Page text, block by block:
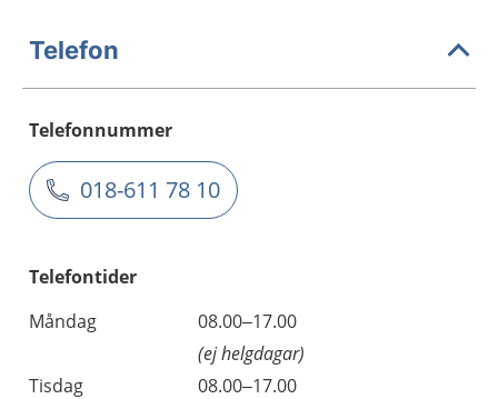
Telefon
Telefonnummer
018-611 78 10
Telefontider
Måndag
08.00–17.00
(ej helgdagar)
Tisdag
08.00–17.00